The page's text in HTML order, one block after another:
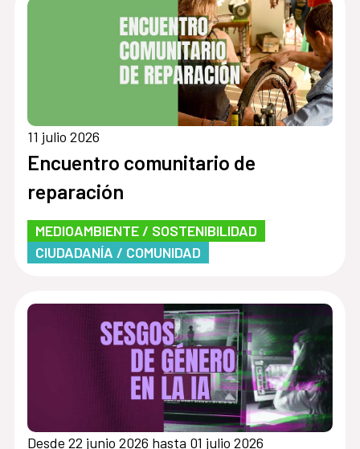
11 julio 2026
Encuentro comunitario de
reparación
MEDIOAMBIENTE / SOSTENIBILIDAD
CIUDADANÍA / COMUNIDAD
Desde 22 junio 2026 hasta 01 julio 2026